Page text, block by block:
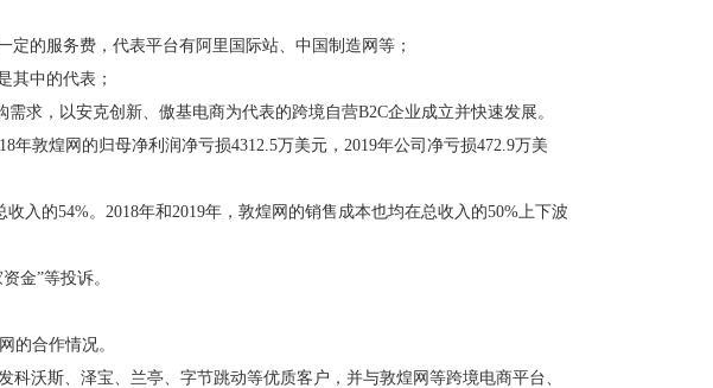
的服务费，代表平台有阿里国际站、中国制造网等；
其中的代表；
求，以安克创新、傲基电商为代表的跨境自营B2C企业成立并快速发展。
敦煌网的归母净利润净亏损4312.5万美元，2019年公司净亏损472.9万美
入的54%。2018年和2019年，敦煌网的销售成本也均在总收入的50%上下波
金”等投诉。
的合作情况。
沃斯、泽宝、兰亭、字节跳动等优质客户，并与敦煌网等跨境电商平台、